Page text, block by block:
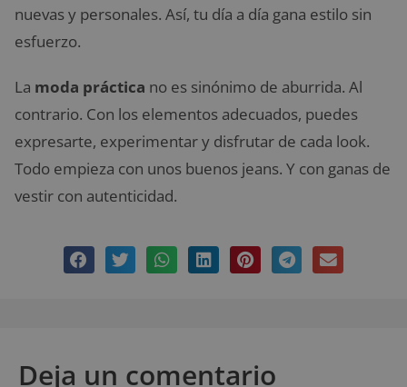
nuevas y personales. Así, tu día a día gana estilo sin
esfuerzo.
La moda práctica no es sinónimo de aburrida. Al
contrario. Con los elementos adecuados, puedes
expresarte, experimentar y disfrutar de cada look.
Todo empieza con unos buenos jeans. Y con ganas de
vestir con autenticidad.
Deja un comentario